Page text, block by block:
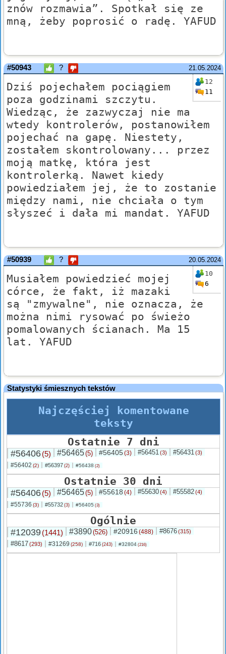
znów rozmawia”. Spotkał się ze
mną, żeby poprosić o radę. YAFUD
21.05.2024
#50943 ?
12
11
Dziś pojechałem pociągiem
poza godzinami szczytu.
Wiedząc, że zazwyczaj nie ma
wtedy kontrolerów, postanowiłem
pojechać na gapę. Niestety,
zostałem skontrolowany... przez
moją matkę, która jest
kontrolerką. Nawet kiedy
powiedziałem jej, że to zostanie
między nami, nie chciała o tym
słyszeć i dała mi mandat. YAFUD
20.05.2024
#50939 ?
10
6
Musiałem powiedzieć mojej
córce, że fakt, iż mazaki
są "zmywalne", nie oznacza, że
można nimi rysować po świeżo
pomalowanych ścianach. Ma 15
lat. YAFUD
Statystyki śmiesznych tekstów
Najczęściej komentowane
teksty
Ostatnie 7 dni
#56406(5) #56465(5) #56405(3) #56451(3) #56431(3)
#56402 (2) #56397 (2) #56438 (2)
Ostatnie 30 dni
#56406(5) #56465(5) #55618 (4) #55630(4) #55582(4)
#55736 (3) #55732 (3) #56405 (3)
Ogólnie
#12039(1441) #3890(526) #20916 (488) #8676(315)
#8617(293) #31269 (258) #716 (243) #32804 (216)